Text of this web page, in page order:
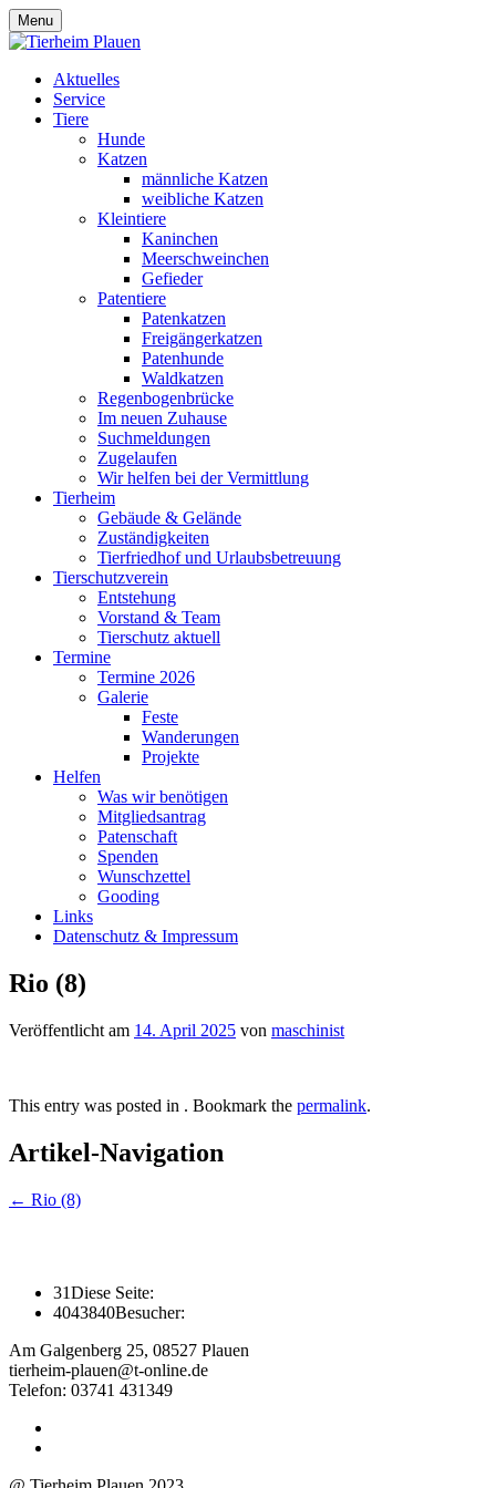
Menu
Aktuelles
Service
Tiere
Hunde
Katzen
männliche Katzen
weibliche Katzen
Kleintiere
Kaninchen
Meerschweinchen
Gefieder
Patentiere
Patenkatzen
Freigängerkatzen
Patenhunde
Waldkatzen
Regenbogenbrücke
Im neuen Zuhause
Suchmeldungen
Zugelaufen
Wir helfen bei der Vermittlung
Tierheim
Gebäude & Gelände
Zuständigkeiten
Tierfriedhof und Urlaubsbetreuung
Tierschutzverein
Entstehung
Vorstand & Team
Tierschutz aktuell
Termine
Termine 2026
Galerie
Feste
Wanderungen
Projekte
Helfen
Was wir benötigen
Mitgliedsantrag
Patenschaft
Spenden
Wunschzettel
Gooding
Links
Datenschutz & Impressum
Rio (8)
Veröffentlicht am 14. April 2025 von maschinist
This entry was posted in . Bookmark the permalink.
Artikel-Navigation
← Rio (8)
31Diese Seite:
4043840Besucher:
Am Galgenberg 25, 08527 Plauen
tierheim-plauen@t-online.de
Telefon: 03741 431349